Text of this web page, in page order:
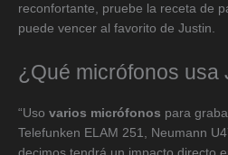
reconfortante, pruebe la receta de
puede vencer al favorito de Justin.
¿Qué micrófonos usa
“Uso varios micrófonos para
Telefunken ELAM 251, Neumann